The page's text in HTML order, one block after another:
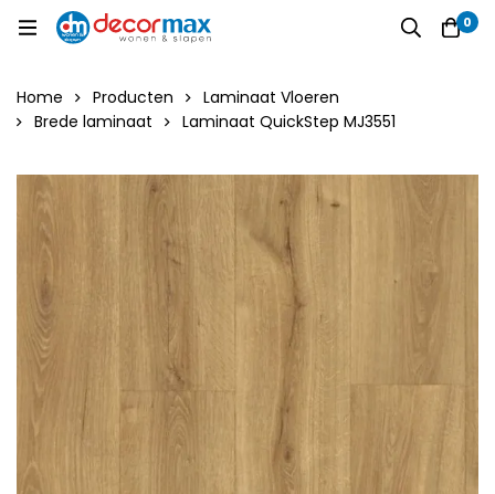
0
Home Producten
Laminaat Vloeren
Brede laminaat
Laminaat QuickStep MJ3551